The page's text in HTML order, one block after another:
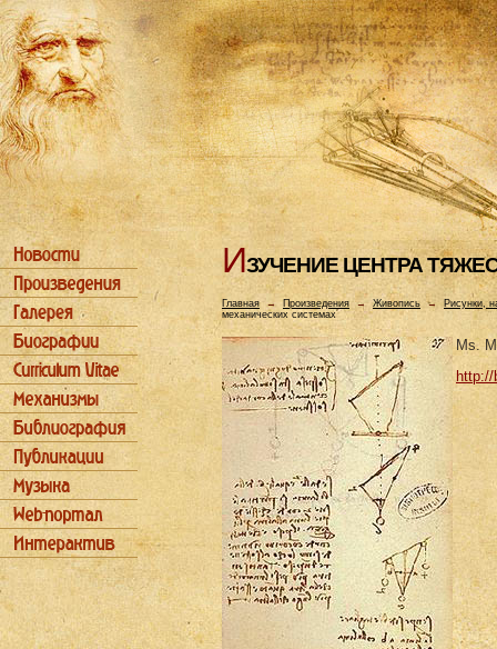
ИЗУЧЕHИЕ ЦЕHТРА
Главная→ Произведения → Живопись → Рисунки,
механических системах
Ms.